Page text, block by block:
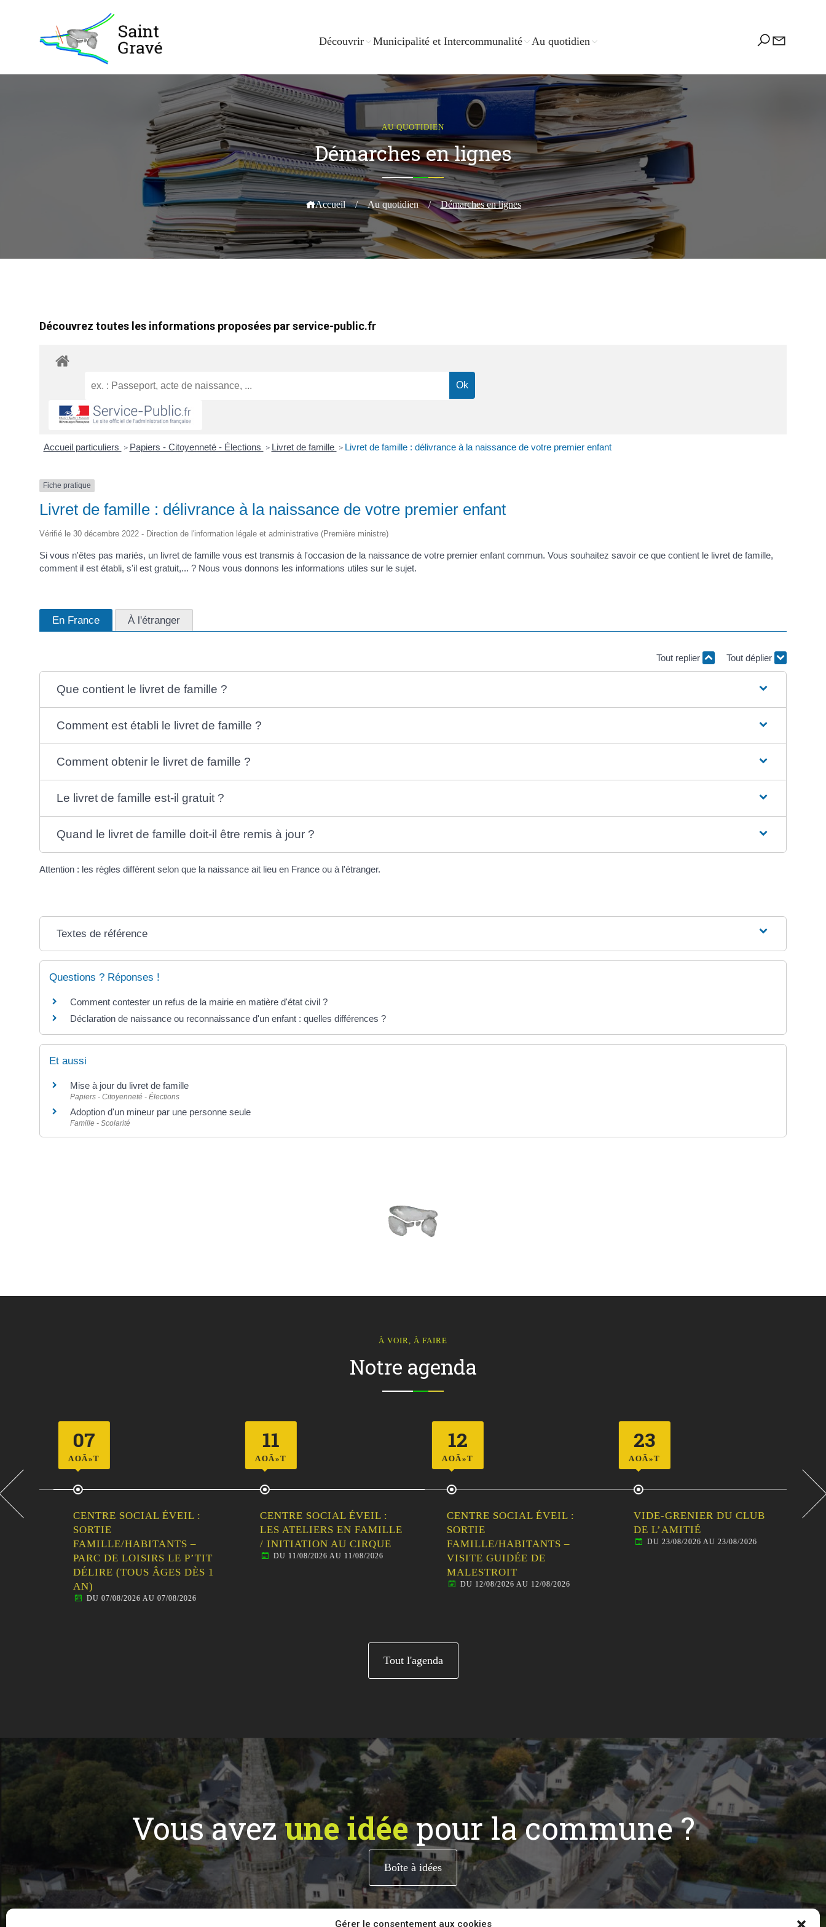
Gérer le consentement aux cookies
Découvrir Municipalité et Intercommunalité Au quotidien
AU QUOTIDIEN
Démarches en lignes
Accueil / Au quotidien / Démarches en lignes
Découvrez toutes les informations proposées par service-public.fr
Accueil particuliers > Papiers - Citoyenneté - Élections > Livret de famille > Livret de famille : délivrance à la naissance de votre premier enfant
Fiche pratique
Livret de famille : délivrance à la naissance de votre premier enfant
Vérifié le 30 décembre 2022 - Direction de l'information légale et administrative (Première ministre)
Si vous n'êtes pas mariés, un livret de famille vous est transmis à l'occasion de la naissance de votre premier enfant commun. Vous souhaitez savoir ce que contient le livret de famille,
comment il est établi, s'il est gratuit,... ? Nous vous donnons les informations utiles sur le sujet.
En France À l'étranger
Tout replier Tout déplier
Que contient le livret de famille ?
Comment est établi le livret de famille ?
Comment obtenir le livret de famille ?
Le livret de famille est-il gratuit ?
Quand le livret de famille doit-il être remis à jour ?
Attention : les règles diffèrent selon que la naissance ait lieu en France ou à l'étranger.
Textes de référence
Questions ? Réponses !
Comment contester un refus de la mairie en matière d'état civil ?
Déclaration de naissance ou reconnaissance d'un enfant : quelles différences ?
Et aussi
Mise à jour du livret de famille
Papiers - Citoyenneté - Élections
Adoption d'un mineur par une personne seule
Famille - Scolarité
À VOIR, À FAIRE
Notre agenda
07
AOÃ»T
CENTRE SOCIAL ÉVEIL :
SORTIE
FAMILLE/HABITANTS –
PARC DE LOISIRS LE P’TIT
DÉLIRE (TOUS ÂGES DÈS 1
AN)
DU 07/08/2026 AU 07/08/2026
11
AOÃ»T
CENTRE SOCIAL ÉVEIL :
LES ATELIERS EN FAMILLE
/ INITIATION AU CIRQUE
DU 11/08/2026 AU 11/08/2026
12
AOÃ»T
CENTRE SOCIAL ÉVEIL :
SORTIE
FAMILLE/HABITANTS –
VISITE GUIDÉE DE
MALESTROIT
DU 12/08/2026 AU 12/08/2026
23
AOÃ»T
VIDE-GRENIER DU CLUB
DE L’AMITIÉ
DU 23/08/2026 AU 23/08/2026
Tout l'agenda
Vous avezune idéepour la commune ?
Boîte à idées